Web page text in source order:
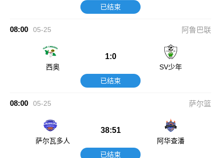
已结束
08:00 05-25 阿鲁巴联
西奥
1:0
SV少年
已结束
08:00 05-25 萨尔篮
萨尔瓦多人
38:51
阿华查潘
已结束